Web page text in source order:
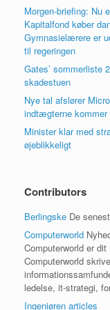
Morgen-briefing: Nu
Kapitalfond køber
Gymnasielærere er
til regeringen
Gates’ sommerliste
skadestuen
Nye tal afslører
indtægterne kommer
Minister klar med
øjeblikkeligt
Contributors
Berlingske De
Computerworld
Computerworld er
Computerworld
ledelse, it-strategi,
Ingeniøren articles